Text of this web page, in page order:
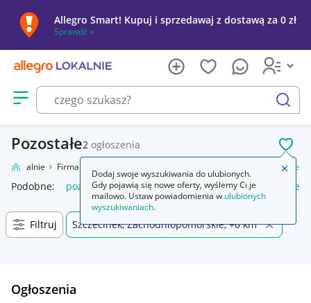
Allegro Smart! Kupuj i sprzedawaj z dostawą za 0 zł
Sprawdź »
Otwórz menu z kategoriami
szukaj
Pozostałe2 ogłoszenia
Lokalnie Firma i usługi Pozostałe
Podobne: pozostałe łóżka pozostałe pozostałe miasta i
Filtruj Szczecinek, Zachodniopomorskie, +0 km
Ogłoszenia
Dodaj swoje wyszukiwania do ulubionych.
Gdy pojawią się nowe oferty, wyślemy Ci je
mailowo. Ustaw powiadomienia w ulubionych
wyszukiwaniach.